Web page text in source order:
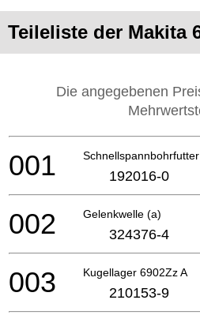
Teileliste der Makita
Die angegebenen
001 192016-0
Gelenkwelle (a)
002 324376-4
Kugellager 6902Zz A
003 210153-9